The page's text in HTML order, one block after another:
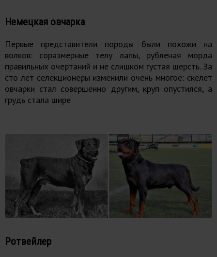
Немецкая овчарка
Первые представители породы были похожи на
волков: соразмерные телу лапы, рубленая морда
правильных очертаний и не слишком густая шерсть. За
сто лет селекционеры изменили очень многое: скелет
овчарки стал совершенно другим, круп опустился, а
грудь стала шире
Ротвейлер